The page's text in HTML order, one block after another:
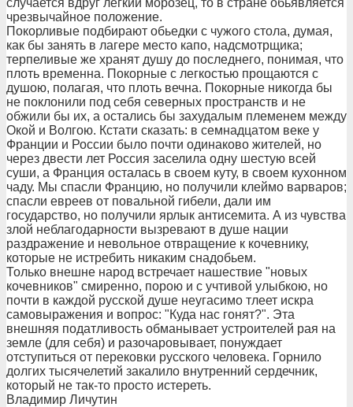
случается вдруг легкий морозец, то в стране обьявляется
чрезвычайное положение.
Покорливые подбирают обьедки с чужого стола, думая,
как бы занять в лагере место капо, надсмотрщика;
терпеливые же хранят душу до последнего, понимая, что
плоть временна. Покорные с легкостью прощаются с
душою, полагая, что плоть вечна. Покорные никогда бы
не поклонили под себя северных пространств и не
обжили бы их, а остались бы захудалым племенем между
Окой и Волгою. Кстати сказать: в семнадцатом веке у
Франции и России было почти одинаково жителей, но
через двести лет Россия заселила одну шестую всей
суши, а Франция осталась в своем куту, в своем кухонном
чаду. Мы спасли Францию, но получили клеймо варваров;
спасли евреев от повальной гибели, дали им
государство, но получили ярлык антисемита. А из чувства
злой неблагодарности вызревают в душе нации
раздражение и невольное отвращение к кочевнику,
которые не истребить никаким снадобьем.
Только внешне народ встречает нашествие "новых
кочевников" смиренно, порою и с учтивой улыбкою, но
почти в каждой русской душе неугасимо тлеет искра
самовыражения и вопрос: "Куда нас гонят?". Эта
внешняя податливость обманывает устроителей рая на
земле (для себя) и разочаровывает, понуждает
отступиться от перековки русского человека. Горнило
долгих тысячелетий закалило внутренний сердечник,
который не так-то просто истереть.
Владимир Личутин